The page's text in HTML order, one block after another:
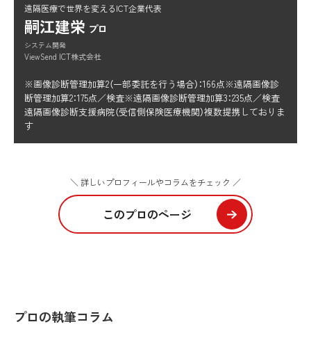
遠隔医療で世界を変えるICT企業代表
嗣江建栄 プロ
システム開発
ViewSend ICT株式会社
※画像診断管理加算2（一部委託を行う場合）：166点※遠隔画像診
断管理加算2：175点／検査※遠隔画像診断管理加算3：235点／検査
遠隔画像診断支援病院（受信側保険医療機関）複数提携しておりま
す
＼ 詳しいプロフィールやコラムをチェック ／
このプロのページ
プロの執筆コラム